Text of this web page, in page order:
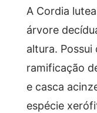
A Cordia
árvore
altura.
ramificação
e casca
espécie